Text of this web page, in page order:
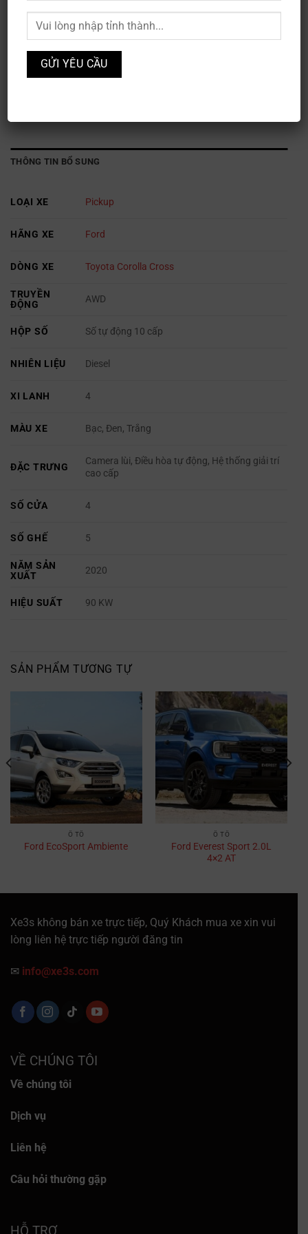
Ford Corolla Cross 1.8HEV​
Mã sản phẩm:XE3S-003
Danh mục:Ford,Ô TÔ
THÔNG TIN BỔ SUNG
LOẠI XE Pickup
HÃNG XE Ford
DÒNG XE Toyota Corolla Cross
TRUYỀN
ĐỘNG
AWD
HỘP SỐ Số tự động 10 cấp
NHIÊN LIỆU Diesel
XI LANH 4
MÀU XE Bạc, Đen, Trắng
ĐẶC TRƯNG
Camera lùi, Điều hòa tự động, Hệ thống giải trí
cao cấp
SỐ CỬA 4
SỐ GHẾ 5
NĂM SẢN
XUẤT
2020
HIỆU SUẤT 90 KW
SẢN PHẨM TƯƠNG TỰ
Ô TÔ
Ford EcoSport Ambiente
Ô TÔ
Ford Everest Sport 2.0L
4×2 AT
Xe3s không bán xe trực tiếp, Quý Khách mua xe xin vui
lòng liên hệ trực tiếp người đăng tin
✉ info@xe3s.com
VỀ CHÚNG TÔI
Về chúng tôi
Dịch vụ
Liên hệ
Câu hỏi thường gặp
HỖ TRỢ